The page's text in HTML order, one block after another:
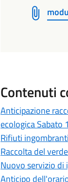
Contenuti
Anticipazione
ecologica Sabato
Rifiuti
Raccolta del
Nuovo servizio
Anticipo